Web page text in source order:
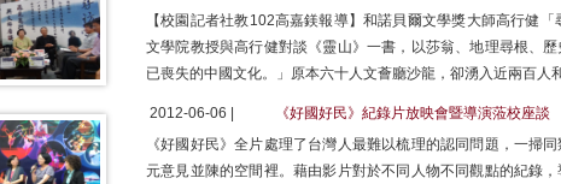
【校園記者社教102高嘉鎂報導】和諾貝爾文學獎大師高行健
文學院教授與高行健對談《靈山》一書，以莎翁、地理尋根、
已喪失的中國文化。」原本六十人文薈廳沙龍，卻湧入近兩百人
2012-06-06 |
《好國好民》紀錄片放映會暨導演蒞校座談
《好國好民》全片處理了台灣人最難以梳理的認同問題，一掃
元意見並陳的空間裡。藉由影片對於不同人物不同觀點的紀錄